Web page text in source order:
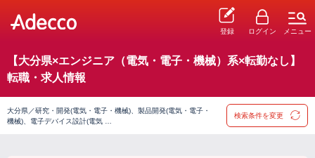
登録 ログイン メニュー
【大分県×エンジニア（電気・電子・機械）系×転勤なし】
転職・求人情報
大分県／研究・開発(電気・電子・機械)、製品開発(電気・電子・
機械)、電子デバイス設計(電気 …
検索条件を変更